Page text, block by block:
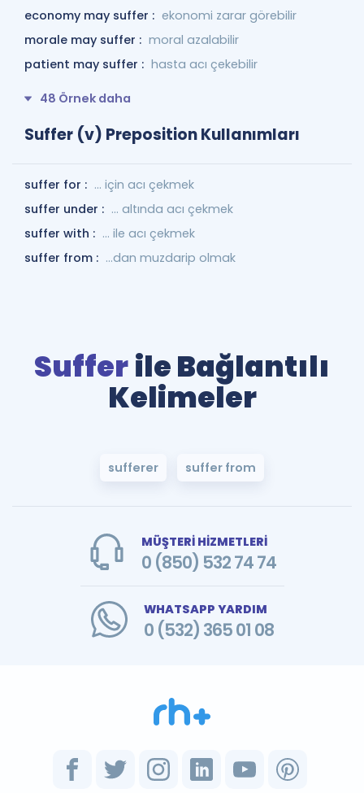
economy may suffer : ekonomi zarar görebilir
morale may suffer : moral azalabilir
patient may suffer : hasta acı çekebilir
48 Örnek daha
Suffer (v) Preposition Kullanımları
suffer for : ... için acı çekmek
suffer under : ... altında acı çekmek
suffer with : ... ile acı çekmek
suffer from : ...dan muzdarip olmak
Sufferile Bağlantılı
Kelimeler
sufferer suffer from
MÜŞTERİ HİZMETLERİ
0 (850) 532 74 74
WHATSAPP YARDIM
0 (532) 365 01 08